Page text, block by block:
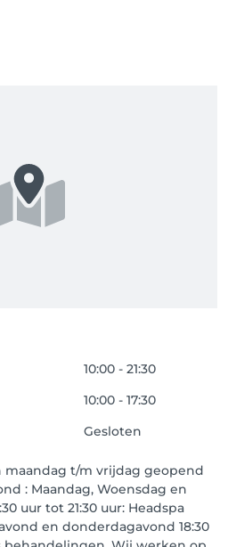
10:00 - 21:30
10:00 - 17:30
Gesloten
maandag t/m vrijdag geopend
: Maandag, Woensdag en
uur tot 21:30 uur: Headspa
en donderdagavond 18:30